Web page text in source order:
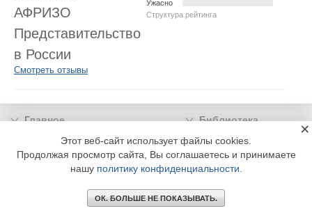
Структура рейтинга
Ужасно
АФРИЗО
Представительство
в России
Смотреть отзывы
Главное
Библиотека
Подписка
Реклама
Информация
© 2002 - 2026 OOO Издательский дом «МЕДИА ТЕХНОЛОДЖИ» +7 (495) 665-00-
Этот веб-сайт использует файлы cookies.
Продолжая просмотр сайта, Вы соглашаетесь и принимаете
нашу политику конфиденциальности
ОК. БОЛЬШЕ НЕ ПОКАЗЫВАТЬ.
×